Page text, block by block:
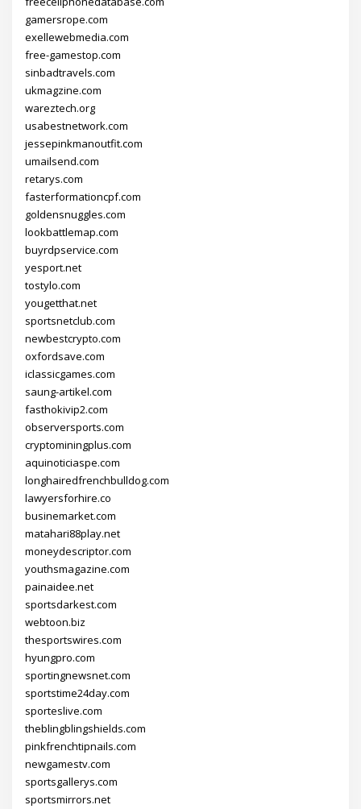
gamersrope.com
exellewebmedia.com
free-gamestop.com
sinbadtravels.com
ukmagzine.com
wareztech.org
usabestnetwork.com
jessepinkmanoutfit.com
umailsend.com
retarys.com
fasterformationcpf.com
goldensnuggles.com
lookbattlemap.com
buyrdpservice.com
yesport.net
tostylo.com
yougetthat.net
sportsnetclub.com
newbestcrypto.com
oxfordsave.com
iclassicgames.com
saung-artikel.com
fasthokivip2.com
observersports.com
cryptominingplus.com
aquinoticiaspe.com
longhairedfrenchbulldog.com
lawyersforhire.co
businemarket.com
matahari88play.net
moneydescriptor.com
youthsmagazine.com
painaidee.net
sportsdarkest.com
webtoon.biz
thesportswires.com
hyungpro.com
sportingnewsnet.com
sportstime24day.com
sporteslive.com
theblingblingshields.com
pinkfrenchtipnails.com
newgamestv.com
sportsgallerys.com
sportsmirrors.net